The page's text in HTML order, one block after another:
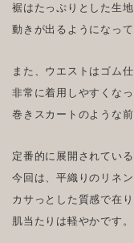
裾はたっぷりとした生
動きが出るようになって
また、ウエストはゴム仕
非常に着用しやすくなっ
巻きスカートのような
定番的に展開されてい
今回は、平織りのリネン
カサっとした質感で在
肌当たりは軽やかです。